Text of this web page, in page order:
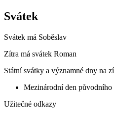
Svátek
Svátek má Soběslav
Zítra má svátek Roman
Státní svátky a významné dny na
Mezinárodní den původního
Užitečné odkazy